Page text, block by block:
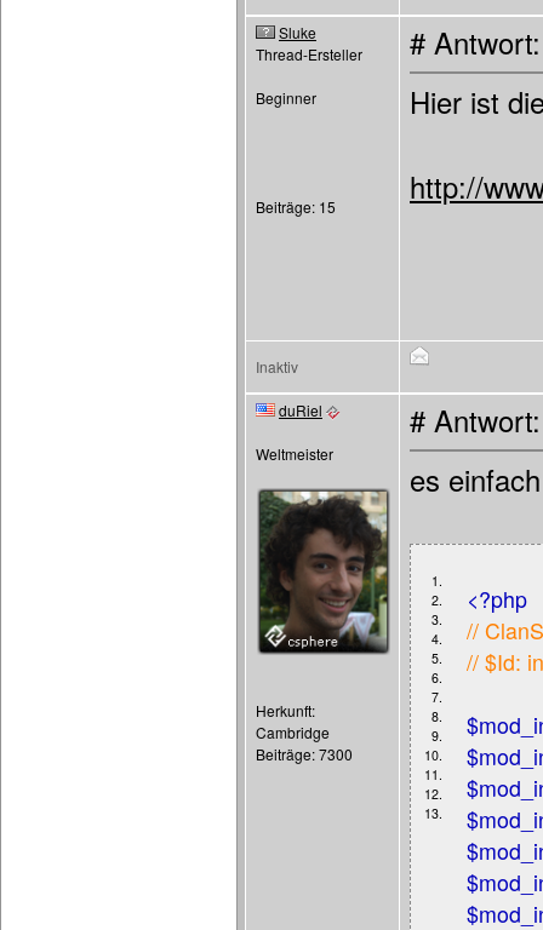
Sluke
Thread-Ersteller
Beginner
Beiträge: 15
#
Hier ist
http://
Inaktiv
duRiel
Weltmeister
Herkunft:
Cambridge
Beiträge: 7300
#
es
1.
2.
3.
4.
5.
6.
7.
8.
9.
10.
11.
12.
13.
<?php
//
// $Id: